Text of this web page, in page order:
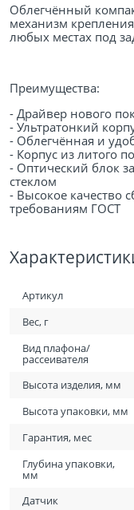
Облегчённый
механизм
любых местах под
Преимущества:
- Драйвер нового
- Ультратонкий
- Облегчённая и
- Корпус из литого
- Оптический блок
стеклом
- Высокое качество
требованиям ГОСТ
Артикул
Вес, г
Вид плафона/
рассеивателя
Высота изделия, мм
Высота упаковки, мм
Гарантия, мес
Глубина упаковки,
мм
Датчик